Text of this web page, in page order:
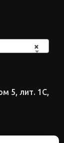
×
5, лит. 1С,